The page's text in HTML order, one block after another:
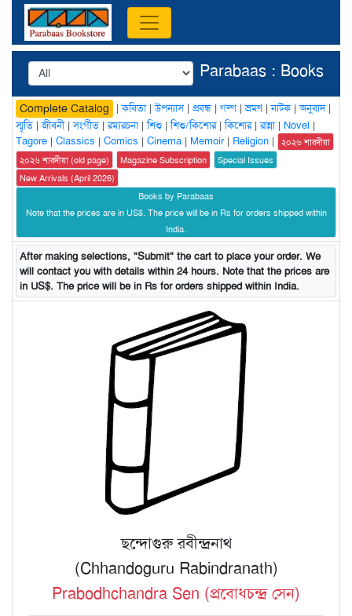
Parabaas : Books
Complete Catalog |কবিতা|উপন্যাস| প্রবন্ধ | গল্প |ভ্রমণ|নাটক |অনুবাদ|
স্মৃতি |জীবনী|সংগীত |রম্যরচনা|শিশু |শিশু/কিশোর|কিশোর|রান্না| Novel |
Tagore | Classics | Comics | Cinema | Memoir| Religion |
২০২৬ শারদীয়া
২০২৬ শারদীয়া (old page)
Magazine Subscription
Special Issues
New Arrivals (April 2026)
Books by Parabaas
Note that the prices are in US$. The price will be in Rs for orders shipped within
India.
After making selections, "Submit" the cart to place your order. We
will contact you with details within 24 hours. Note that the prices are
in US$. The price will be in Rs for orders shipped within India.
ছন্দোগুরু রবীন্দ্রনাথ
(Chhandoguru Rabindranath)
Prabodhchandra Sen (প্রবোধচন্দ্র সেন)